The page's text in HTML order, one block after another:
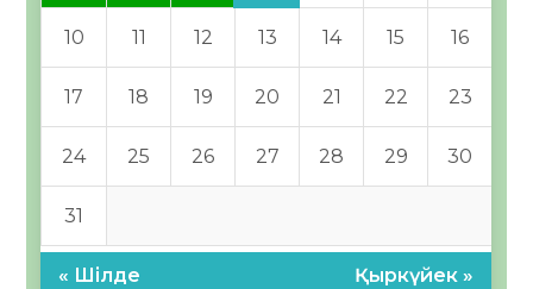
10 11 12 13 14 15 16
17 18 19 20 21 22 23
24 25 26 27 28 29 30
31
« Шілде Қыркүйек »